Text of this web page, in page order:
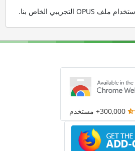
.
300,000+ مستخدم